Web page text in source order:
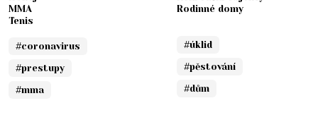
MMA
Tenis
#coronavirus
#prestupy
#mma
Rodinné domy
#úklid
#pěstování
#dům